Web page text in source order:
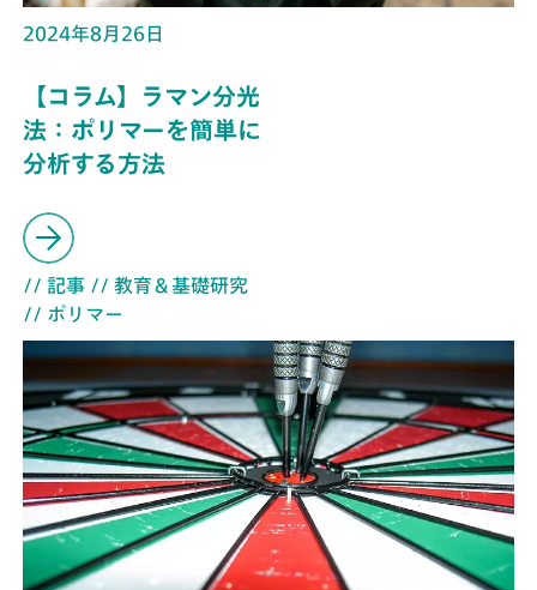
2024年8月26日
【コラム】ラマン分光
法：ポリマーを簡単に
分析する方法
// 記事 // 教育＆基礎研究
// ポリマー